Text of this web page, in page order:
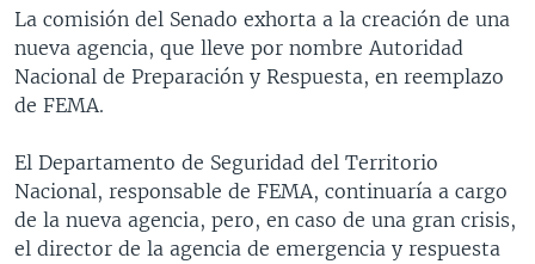
PANORAMA
ESTADOS UNIDOS AL DÍA
EL MUNDO AL DÍA [RADIO]
FORO [RADIO]
DEPORTIVO INTERNACIONAL
NOTA ECONÓMICA
ENTRETENIMIENTO
SÍGANOS
Idiomas
La comisión del Senado exhorta a la creación de una
nueva agencia, que lleve por nombre Autoridad
Nacional de Preparación y Respuesta, en reemplazo
de FEMA.
El Departamento de Seguridad del Territorio
Nacional, responsable de FEMA, continuaría a cargo
de la nueva agencia, pero, en caso de una gran crisis,
el director de la agencia de emergencia y respuesta